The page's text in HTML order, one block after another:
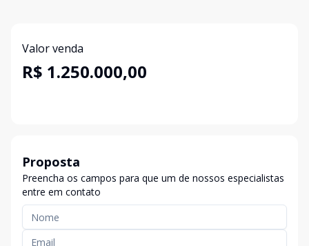
Valor venda
R$ 1.250.000,00
Proposta
Preencha os campos para que um de nossos especialistas
entre em contato